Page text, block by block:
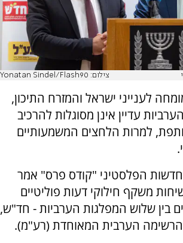
צילום: Yonatan Sindel/Flash90
לענייני ישראל והמזרח התיכון,
עדיין אינן מסוגלות להרכיב
למרות הלחצים המשמעותיים
הפלסטיני "קודס פרס" אמר
משקף חילוקי דעות פוליטיים
בין שלוש המפלגות הערביות - חד"ש,
הרשימה הערבית המאוחדת (רע"מ).